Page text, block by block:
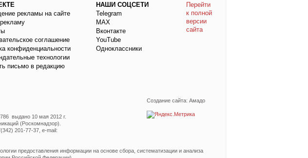
рекламы на сайте
соглашение
конфиденциальности
технологии
письмо в редакцию
НАШИ СОЦСЕТИ
Telegram
МАХ
Вконтакте
YouTube
Одноклассники
Перейти
к полной
версии
сайта
Создание сайта: Амадо
выдано 10 мая 2012 г.
(Роскомнадзор).
201-77-37, e-mail:
предоставления информации на основе сбора, систематизации и анализа